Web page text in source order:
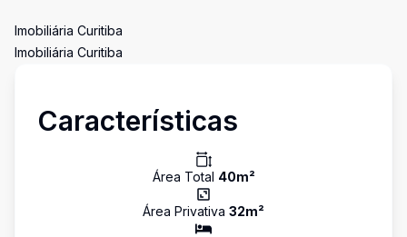
Imobiliária Curitiba
Imobiliária Curitiba
Características
Área Total 40m²
Área Privativa 32m²